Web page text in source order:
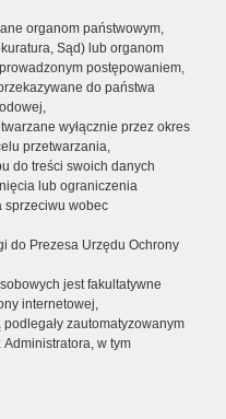
organom państwowym,
Sąd) lub organom
postępowaniem,
do państwa
wyłącznie przez okres
przetwarzania,
do treści swoich danych
lub ograniczenia
sprzeciwu wobec
do Prezesa Urzędu Ochrony
jest fakultatywne
internetowej,
zautomatyzowanym
w tym